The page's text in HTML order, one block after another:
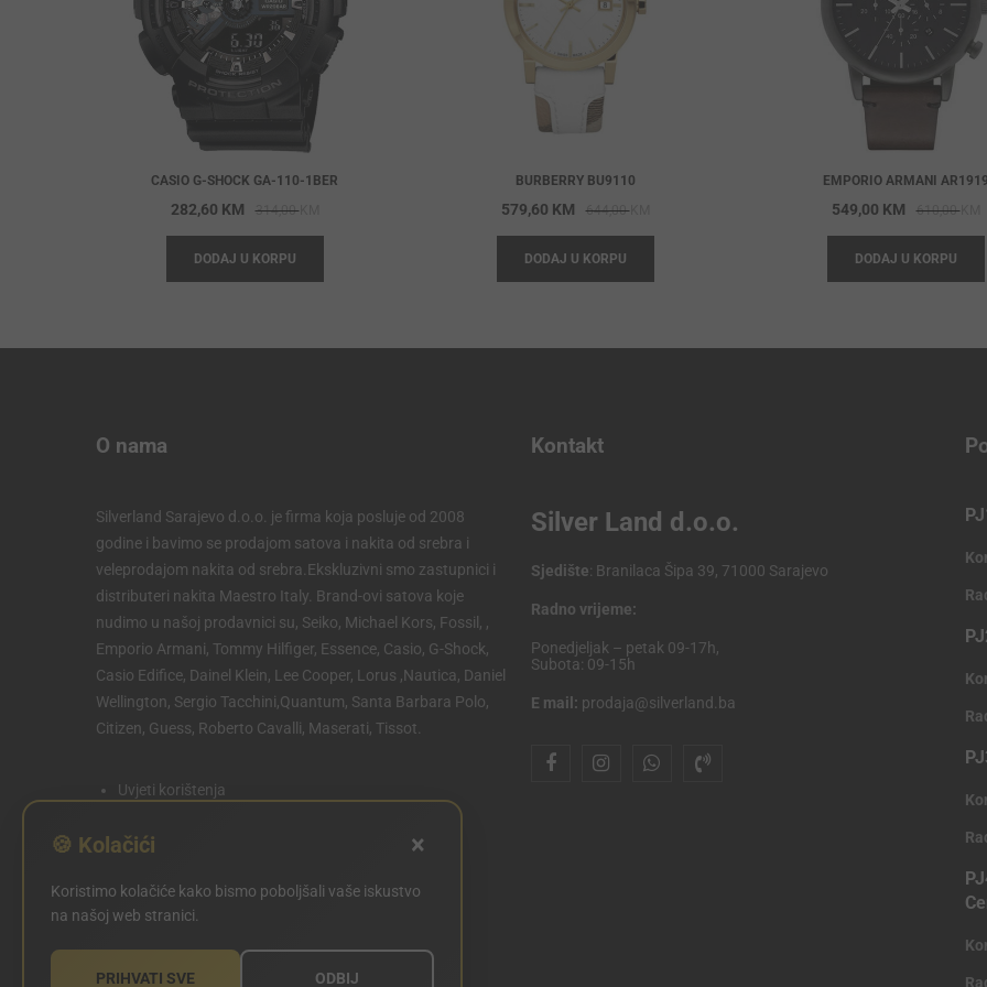
CASIO G-SHOCK GA-110-1BER
314,00KM
price
314,00 KM.
282,60 KM
price
282,60 KM.
DODAJ U KORPU
BURBERRY BU9110
644,00KM
price
644,00 KM.
579,60 KM
price
579,60 KM.
DODAJ U KORPU
EMPORIO ARMANI AR1919
610,00KM
549,00 KM
DODAJ U KORPU
O nama
Silverland Sarajevo d.o.o. je firma koja posluje od 2008
godine i bavimo se prodajom satova i nakita od srebra i
veleprodajom nakita od srebra.Ekskluzivni smo zastupnici i
distributeri nakita Maestro Italy. Brand-ovi satova koje
nudimo u našoj prodavnici su, Seiko, Michael Kors, Fossil, ,
Emporio Armani, Tommy Hilfiger, Essence, Casio, G-Shock,
Casio Edifice, Dainel Klein, Lee Cooper, Lorus ,Nautica, Daniel
Wellington, Sergio Tacchini,Quantum, Santa Barbara Polo,
Citizen, Guess, Roberto Cavalli, Maserati, Tissot.
Uvjeti korištenja
Politika kolačića
POSTAVKE KOLAČIĆA
Kontakt
Silver Land d.o.o.
Sjedište: Branilaca Šipa 39, 71000 Sarajevo
Radno vrijeme:
Ponedjeljak – petak 09-17h,
Subota: 09-15h
E mail: prodaja@silverland.ba
🍪 Kolačići ×
Koristimo kolačiće kako bismo poboljšali vaše iskustvo
na našoj web stranici.
PRIHVATI SVE ODBIJ